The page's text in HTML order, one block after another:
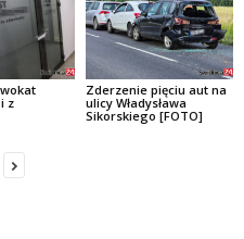
z
Zderzenie pięciu aut na
ulicy Władysława
Sikorskiego [FOTO]